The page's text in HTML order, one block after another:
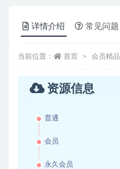
详情介绍 常见问题
当前位置： 首页 会员精品
资源信息
普通
会员
永久会员